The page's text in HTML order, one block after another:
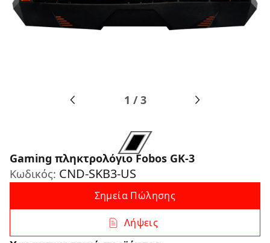
1 /3
Gaming πληκτρολόγιο Fobos GK-3
Κωδικός: CND-SKB3-US
Σημεία Πώλησης
Λήψεις